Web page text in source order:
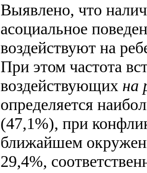
Выявлено, что
асоциальное
воздействуют на
При этом частота
воздействующих на
определяется
(47,1%), при
ближайшем
29,4%,